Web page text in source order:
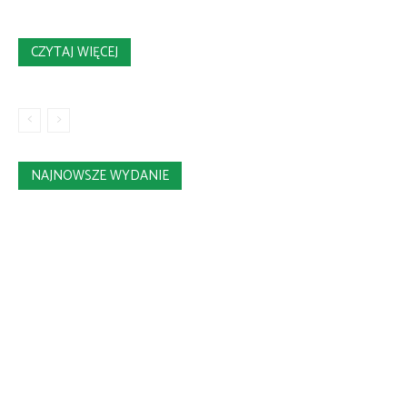
CZYTAJ WIĘCEJ
NAJNOWSZE WYDANIE